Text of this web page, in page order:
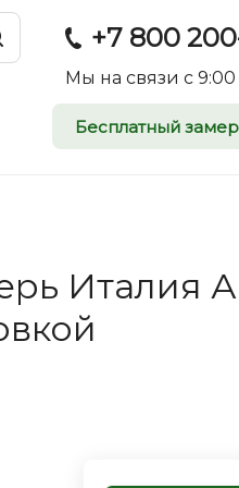
+7 800
Мы на связи с
Бесплатный замер
Италия
и
приглашает к